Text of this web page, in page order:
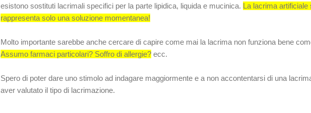
esistono sostituti lacrimali specifici per la parte lipidica, liquida e mucinica. La lacrima artificiale
rappresenta solo una soluzione momentanea!
Molto importante sarebbe anche cercare di capire come mai la lacrima non funziona bene
Assumo farmaci particolari? Soffro di allergie? ecc.
Spero di poter dare uno stimolo ad indagare maggiormente e a non accontentarsi di una
aver valutato il tipo di lacrimazione.